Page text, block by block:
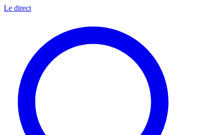
Le direct